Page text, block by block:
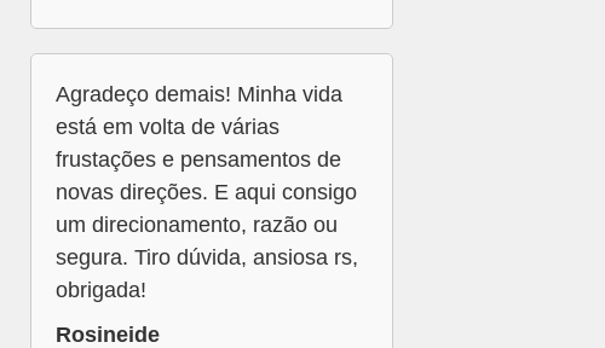
Agradeço demais! Minha vida
está em volta de várias
frustações e pensamentos de
novas direções. E aqui consigo
um direcionamento, razão ou
segura. Tiro dúvida, ansiosa rs,
obrigada!
Rosineide